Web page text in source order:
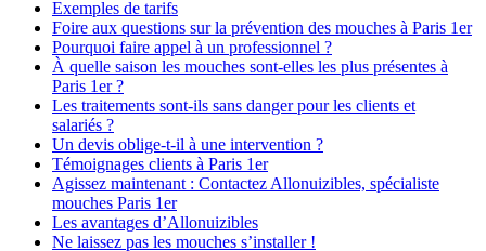
Exemples de tarifs
Foire aux questions sur la prévention des mouches à Paris 1er
Pourquoi faire appel à un professionnel ?
À quelle saison les mouches sont-elles les plus présentes à
Paris 1er ?
Les traitements sont-ils sans danger pour les clients et
salariés ?
Un devis oblige-t-il à une intervention ?
Témoignages clients à Paris 1er
Agissez maintenant : Contactez Allonuizibles, spécialiste
mouches Paris 1er
Les avantages d’Allonuizibles
Ne laissez pas les mouches s’installer !